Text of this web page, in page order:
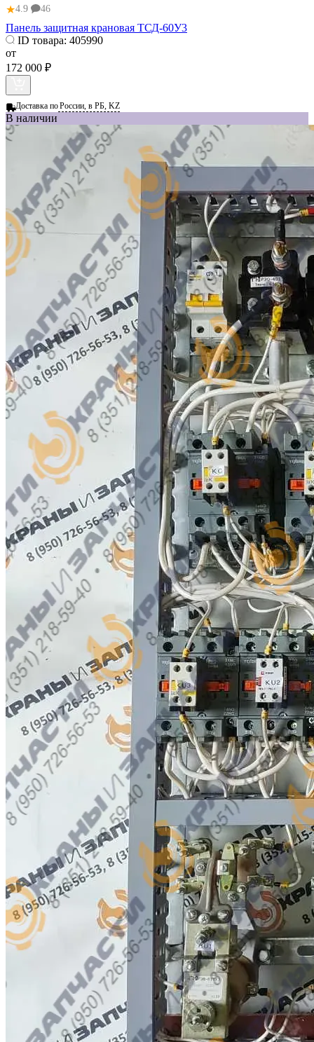
★4.9 46
Панель защитная крановая ТСД-60У3
ID товара: 405990
от
172 000 ₽
Доставка поРоссии, в РБ, KZ
В наличии